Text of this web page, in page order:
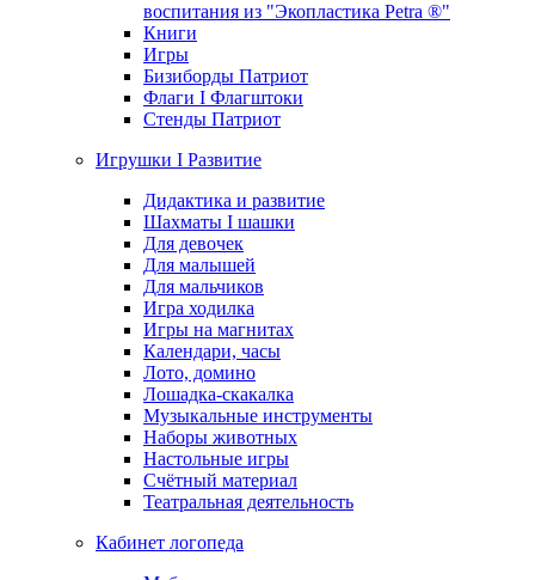
воспитания из "Экопластика Petra ®"
Книги
Игры
Бизиборды Патриот
Флаги I Флагштоки
Стенды Патриот
Игрушки I Развитие
Дидактика и развитие
Шахматы I шашки
Для девочек
Для малышей
Для мальчиков
Игра ходилка
Игры на магнитах
Календари, часы
Лото, домино
Лошадка-скакалка
Музыкальные инструменты
Наборы животных
Настольные игры
Счётный материал
Театральная деятельность
Кабинет логопеда